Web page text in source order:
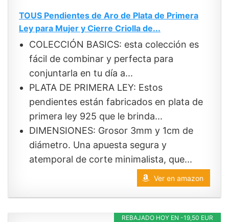
TOUS Pendientes de Aro de Plata de Primera
Ley para Mujer y Cierre Criolla de...
COLECCIÓN BASICS: esta colección es
fácil de combinar y perfecta para
conjuntarla en tu día a...
PLATA DE PRIMERA LEY: Estos
pendientes están fabricados en plata de
primera ley 925 que le brinda...
DIMENSIONES: Grosor 3mm y 1cm de
diámetro. Una apuesta segura y
atemporal de corte minimalista, que...
Ver en amazon
REBAJADO HOY EN -19,50 EUR